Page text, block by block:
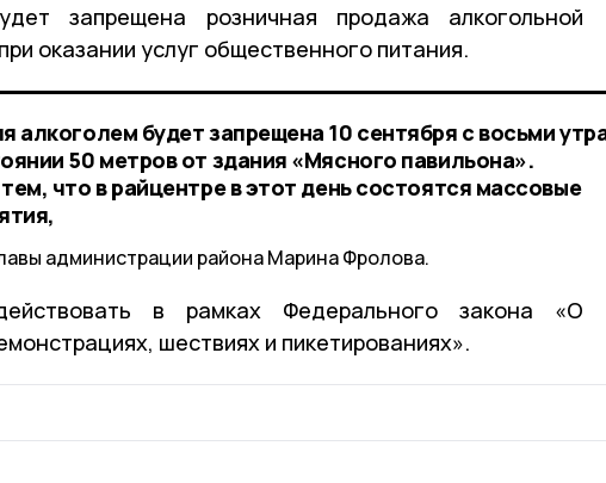
запрещена розничная продажа алкогольной
оказании услуг общественного питания.
алкоголем будет запрещена 10 сентября с восьми
50 метров от здания «Мясного павильона».
что в райцентре в этот день состоятся массовые
администрации района Марина Фролова.
в рамках Федерального закона «О
шествиях и пикетированиях».